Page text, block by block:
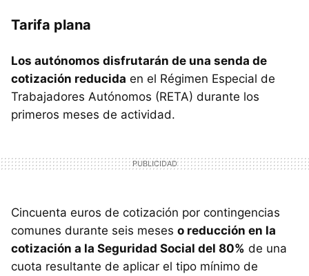
Tarifa plana
Los autónomos disfrutarán de una senda de
cotización reducida en el Régimen Especial de
Trabajadores Autónomos (RETA) durante los
primeros meses de actividad.
Cincuenta euros de cotización por contingencias
comunes durante seis meses o reducción en la
cotización a la Seguridad Social del 80% de una
cuota resultante de aplicar el tipo mínimo de